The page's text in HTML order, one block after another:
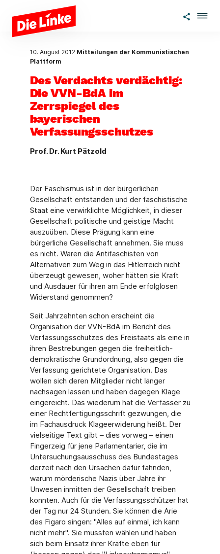
Zum Hauptinhalt springen
10. August 2012 Mitteilungen der Kommunistischen
Plattform
Des Verdachts verdächtig:
Die VVN-BdA im
Zerrspiegel des
bayerischen
Verfassungsschutzes
Prof. Dr. Kurt Pätzold
Der Faschismus ist in der bürgerlichen
Gesellschaft entstanden und der faschistische
Staat eine verwirklichte Möglichkeit, in dieser
Gesellschaft politische und geistige Macht
auszuüben. Diese Prägung kann eine
bürgerliche Gesellschaft annehmen. Sie muss
es nicht. Wären die Antifaschisten von
Alternativen zum Weg in das Hitlerreich nicht
überzeugt gewesen, woher hätten sie Kraft
und Ausdauer für ihren am Ende erfolglosen
Widerstand genommen?
Seit Jahrzehnten schon erscheint die
Organisation der VVN-BdA im Bericht des
Verfassungsschutzes des Freistaats als eine in
ihren Bestrebungen gegen die freiheitlich-
demokratische Grundordnung, also gegen die
Verfassung gerichtete Organisation. Das
wollen sich deren Mitglieder nicht länger
nachsagen lassen und haben dagegen Klage
eingereicht. Das wiederum hat die Verfasser zu
einer Rechtfertigungsschrift gezwungen, die
im Fachausdruck Klageerwiderung heißt. Der
vielseitige Text gibt – dies vorweg – einen
Fingerzeig für jene Parlamentarier, die im
Untersuchungsausschuss des Bundestages
derzeit nach den Ursachen dafür fahnden,
warum mörderische Nazis über Jahre ihr
Unwesen inmitten der Gesellschaft treiben
konnten. Auch für die Verfassungsschützer hat
der Tag nur 24 Stunden. Sie können die Arie
des Figaro singen: "Alles auf einmal, ich kann
nicht mehr". Sie mussten wählen und haben
sich beim Einsatz ihrer Kräfte eben für